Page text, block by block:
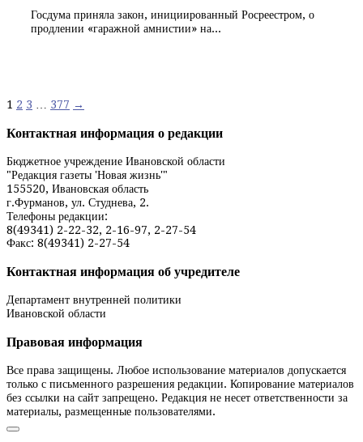
Госдума приняла закон, инициированный Росреестром, о
продлении «гаражной амнистии» на...
Навигация
по
1 2 3 … 377 →
Контактная информация о редакции
Бюджетное учреждение Ивановской области
"Редакция газеты 'Новая жизнь'"
155520, Ивановская область
г.Фурманов, ул. Студнева, 2.
Телефоны редакции:
8(49341) 2-22-32, 2-16-97, 2-27-54
Факс: 8(49341) 2-27-54
Контактная информация об учредителе
Департамент внутренней политики
Ивановской области
Правовая информация
Все права защищены. Любое использование материалов допускается
только с письменного разрешения редакции. Копирование материалов
без ссылки на сайт запрещено. Редакция не несет ответственности за
материалы, размещенные пользователями.